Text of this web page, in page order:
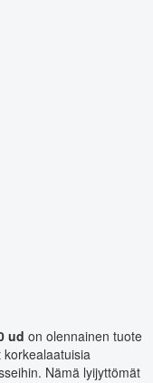
ud on olennainen tuote
Nämä lyijyttömät